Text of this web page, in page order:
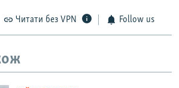
Читати без VPN Follow us